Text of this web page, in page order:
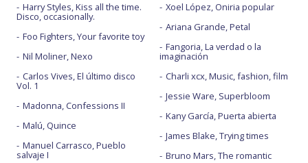
Harry Styles, Kiss all the time.
Disco, occasionally.
Foo Fighters, Your favorite toy
Nil Moliner, Nexo
Carlos Vives, El último disco
Vol. 1
Madonna, Confessions II
Malú, Quince
Manuel Carrasco, Pueblo
salvaje I
Xoel López, Oniria popular
Ariana Grande, Petal
Fangoria, La verdad o la
imaginación
Charli xcx, Music, fashion, film
Jessie Ware, Superbloom
Kany García, Puerta abierta
James Blake, Trying times
Bruno Mars, The romantic